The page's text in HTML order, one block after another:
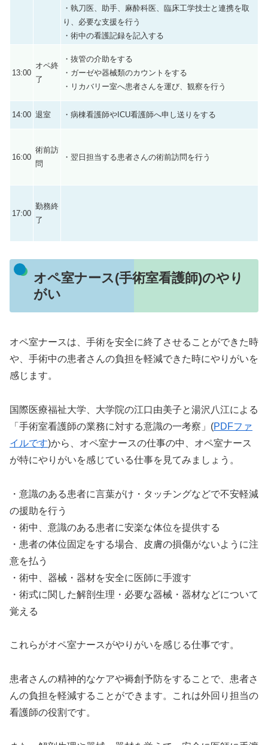
・執刀医、助手、麻酔科医、臨床工学技士と連携を取
り、必要な支援を行う
・術中の看護記録を記入する
13:00
オペ終
了
・抜管の介助をする
・ガーゼや器械類のカウントをする
・リカバリー室へ患者さんを運び、観察を行う
14:00 退室 ・病棟看護師やICU看護師へ申し送りをする
16:00
術前訪
問
・翌日担当する患者さんの術前訪問を行う
17:00
勤務終
了
オペ室ナース(手術室看護師)のやり
がい
オペ室ナースは、手術を安全に終了させることができた時
や、手術中の患者さんの負担を軽減できた時にやりがいを
感じます。
国際医療福祉大学、大学院の江口由美子と湯沢八江による
「手術室看護師の業務に対する意識の一考察」(PDFファ
イルです)から、オペ室ナースの仕事の中、オペ室ナース
が特にやりがいを感じている仕事を見てみましょう。
・意識のある患者に言葉がけ・タッチングなどで不安軽減
の援助を行う
・術中、意識のある患者に安楽な体位を提供する
・患者の体位固定をする場合、皮膚の損傷がないように注
意を払う
・術中、器械・器材を安全に医師に手渡す
・術式に関した解剖生理・必要な器械・器材などについて
覚える
これらがオペ室ナースがやりがいを感じる仕事です。
患者さんの精神的なケアや褥創予防をすることで、患者さ
んの負担を軽減することができます。これは外回り担当の
看護師の役割です。